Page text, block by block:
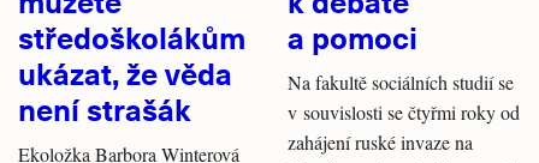
středoškolákům
ukázat, že věda
není strašák
Ekoložka Barbora Winterová
a pomoci
Na fakultě sociálních studií se
v souvislosti se čtyřmi roky od
zahájení ruské invaze na